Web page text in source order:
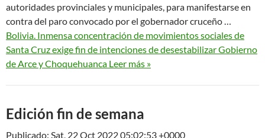
autoridades provinciales y municipales, para manifestarse en
contra del paro convocado por el gobernador cruceño …
Bolivia. Inmensa concentración de movimientos sociales de
Santa Cruz exige fin de intenciones de desestabilizar Gobierno
de Arce y Choquehuanca Leer más »
Edición fin de semana
Publicado: Sat, 22 Oct 2022 05:02:53 +0000